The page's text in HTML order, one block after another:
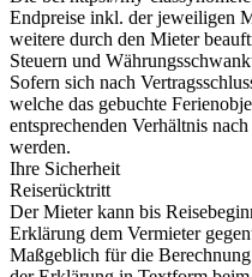
Endpreise inkl. der jeweiligen
weitere durch den Mieter
Steuern und
Sofern sich nach
welche das gebuchte
entsprechenden Verhältnis
werden.
Ihre Sicherheit
Reiserücktritt
Der Mieter kann bis
Erklärung dem Vermieter
Maßgeblich für die